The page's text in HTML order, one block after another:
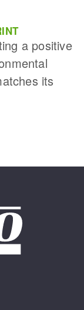
a positive
its